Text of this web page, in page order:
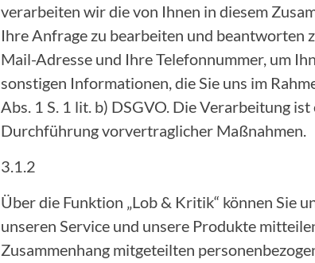
verarbeiten wir die von Ihnen in diesem
Ihre Anfrage zu bearbeiten und beantworten
Mail-Adresse und Ihre Telefonnummer, um
sonstigen Informationen, die Sie uns im
Abs. 1 S. 1 lit. b) DSGVO. Die Verarbeitung
Durchführung vorvertraglicher Maßnahmen.
3.1.2
Über die Funktion „Lob & Kritik“ können Sie
unseren Service und unsere Produkte
Zusammenhang mitgeteilten